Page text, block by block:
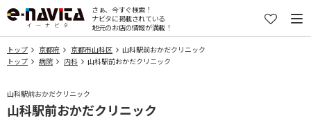
さぁ、今すぐ検索！
ナビタに掲載されている
地元のお店の情報が満載！
トップ 京都府 京都市山科区
山科駅前おかだクリニック
トップ
病院 内科 山科駅前おかだクリニック
山科駅前おかだクリニック
山科駅前おかだクリニック